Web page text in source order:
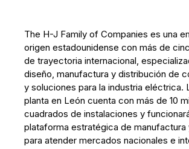
The H-J Family of Companies es una
origen estadounidense con más de
de trayectoria internacional,
diseño, manufactura y distribución de
y soluciones para la industria eléctrica.
planta en León cuenta con más de 10
cuadrados de instalaciones y
plataforma estratégica de manufactura
para atender mercados nacionales e